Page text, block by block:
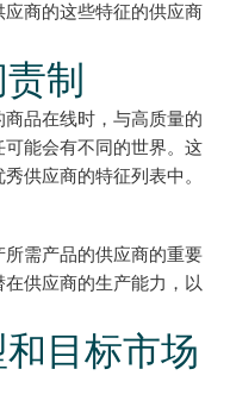
商的这些特征的供应商
制
品在线时，与高质量的
能会有不同的世界。这
供应商的特征列表中。
需产品的供应商的重要
供应商的生产能力，以
目标市场